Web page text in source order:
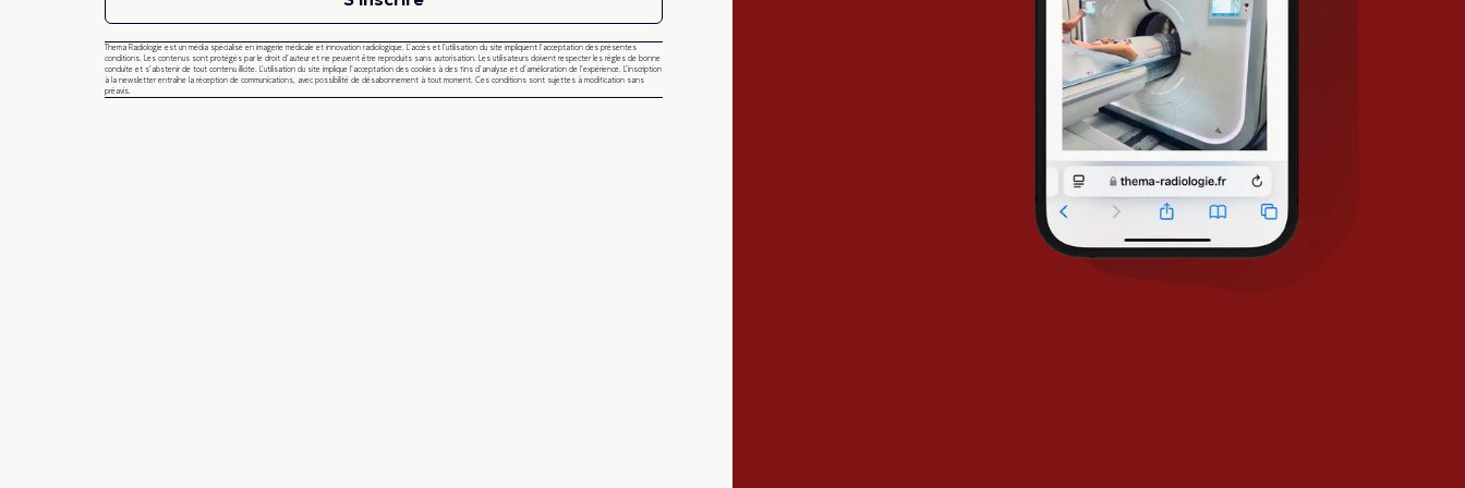
Thema Radiologie est un média spécialisé en imagerie médicale et innovation radiologique. L’accès et l’utilisation du site impliquent l’acceptation des présentes
conditions. Les contenus sont protégés par le droit d’auteur et ne peuvent être reproduits sans autorisation. Les utilisateurs doivent respecter les règles de bonne
conduite et s’abstenir de tout contenu illicite. L’utilisation du site implique l’acceptation des cookies à des fins d’analyse et d’amélioration de l’expérience. L’inscription
à la newsletter entraîne la réception de communications, avec possibilité de désabonnement à tout moment. Ces conditions sont sujettes à modification sans
préavis.